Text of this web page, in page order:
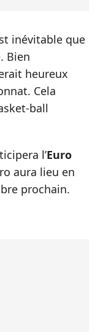
inévitable que
Bien
heureux
Cela
ball
l’Euro
aura lieu en
prochain.